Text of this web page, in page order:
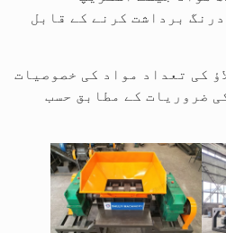
برداشت کرنے کے قابل
کی تعداد مواد کی خصوصیات
ضروریات کے مطابق حسب